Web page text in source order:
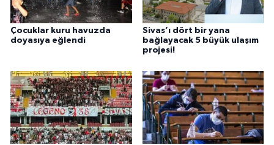
Çocuklar kuru havuzda
doyasıya eğlendi
Sivas’ı dört bir yana
bağlayacak 5 büyük ulaşım
projesi!